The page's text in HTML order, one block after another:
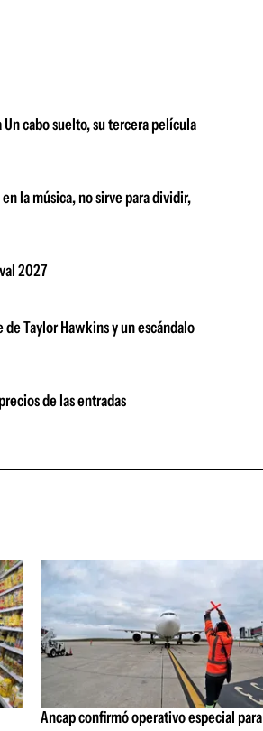
cabo suelto, su tercera película
la música, no sirve para dividir,
2027
Taylor Hawkins y un escándalo
de las entradas
Ancap confirmó operativo especial para